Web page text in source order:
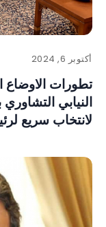
أكتوبر 6, 2024
تطورات الاوضاع
النيابي
لانتخاب سريع